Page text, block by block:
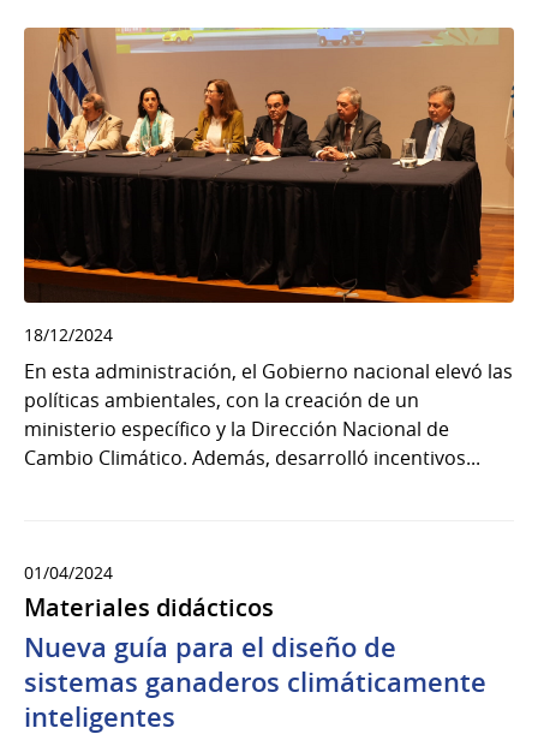
18/12/2024
En esta administración, el Gobierno nacional elevó las
políticas ambientales, con la creación de un
ministerio específico y la Dirección Nacional de
Cambio Climático. Además, desarrolló incentivos...
01/04/2024
Materiales didácticos
Nueva guía para el diseño de
sistemas ganaderos climáticamente
inteligentes